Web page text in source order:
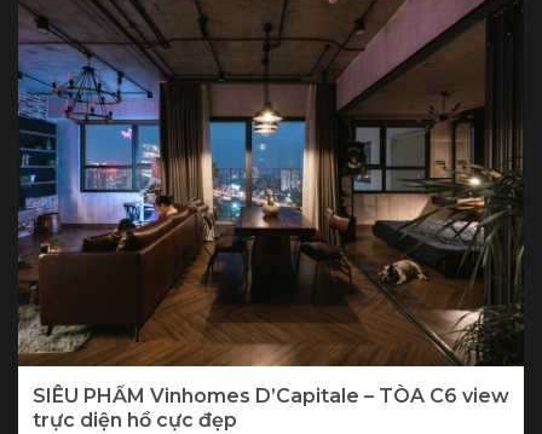
SIÊU PHẨM Vinhomes D’Capitale – TÒA C6 view
trực diện hồ cực đẹp